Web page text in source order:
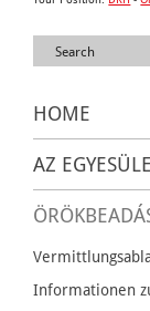
HOME
AZ
Informationen